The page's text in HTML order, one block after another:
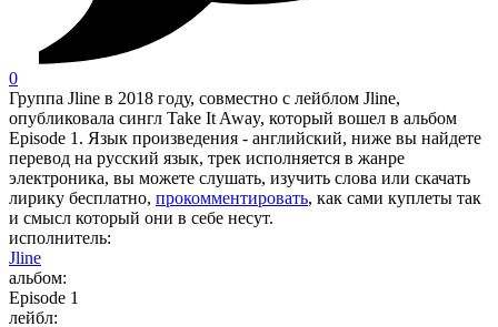
0
Группа Jline в 2018 году, совместно с лейблом Jline,
опубликовала сингл Take It Away, который вошел в альбом
Episode 1. Язык произведения - английский, ниже вы найдете
перевод на русский язык, трек исполняется в жанре
электроника, вы можете слушать, изучить слова или скачать
лирику бесплатно, прокомментировать, как сами куплеты так
и смысл который они в себе несут.
исполнитель:
Jline
альбом:
Episode 1
лейбл: